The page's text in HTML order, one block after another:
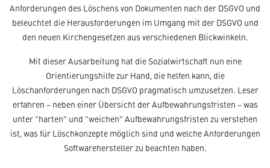
Anforderungen des Löschens von Dokumenten nach der DSGVO und
beleuchtet die Herausforderungen im Umgang mit der DSGVO und
den neuen Kirchengesetzen aus verschiedenen Blickwinkeln.
Mit dieser Ausarbeitung hat die Sozialwirtschaft nun eine
Orientierungshilfe zur Hand, die helfen kann, die
Löschanforderungen nach DSGVO pragmatisch umzusetzen. Leser
erfahren – neben einer Übersicht der Aufbewahrungsfristen – was
unter "harten" und "weichen" Aufbewahrungsfristen zu verstehen
ist, was für Löschkonzepte möglich sind und welche Anforderungen
Softwarehersteller zu beachten haben.